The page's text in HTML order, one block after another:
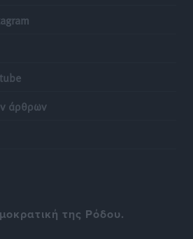
άρθρων
της Ρόδου.